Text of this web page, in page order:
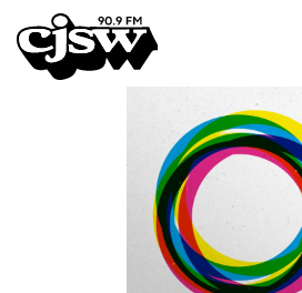
CJSW
FILTER BY: